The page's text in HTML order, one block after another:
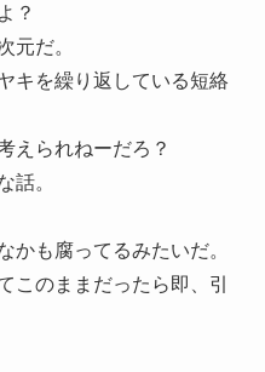
？
元だ。
キを繰り返している短絡
えられねーだろ？
話。
かも腐ってるみたいだ。
このままだったら即、引